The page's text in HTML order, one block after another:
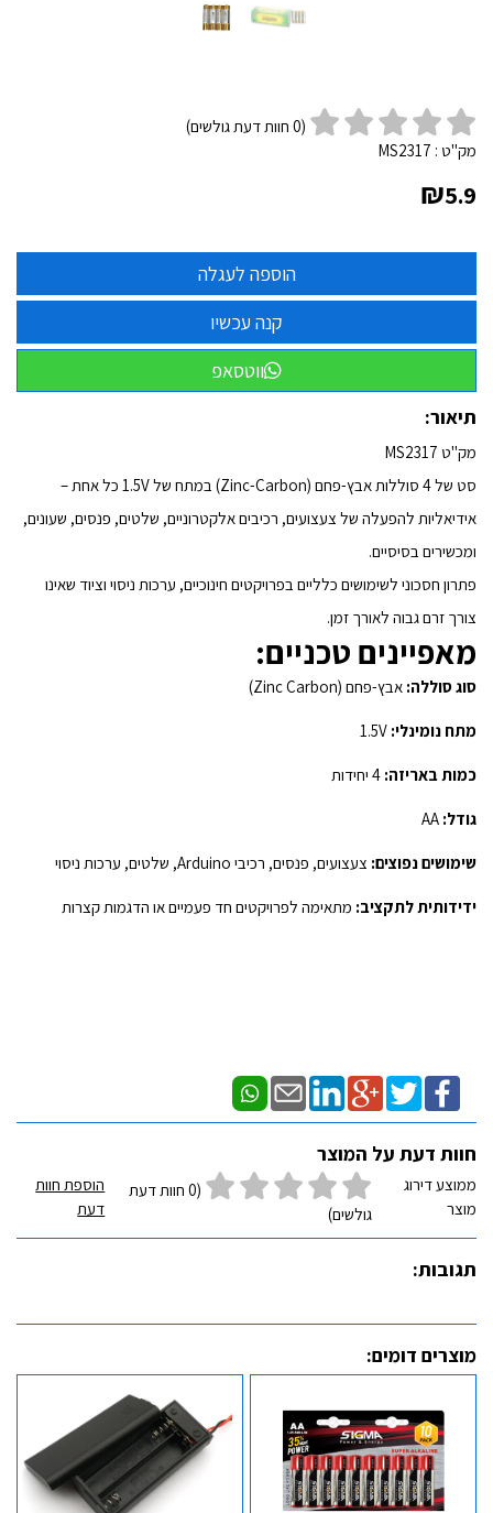
(
0 חוות דעת גולשים)
מק"ט : MS2317
₪5.9
ווטסאפ
תיאור:
מק"ט MS2317
סט של 4 סוללות אבץ-פחם (Zinc-Carbon) במתח של 1.5V כל אחת –
אידיאליות להפעלה של צעצועים, רכיבים אלקטרוניים, שלטים, פנסים, שעונים,
ומכשירים בסיסיים.
פתרון חסכוני לשימושים כלליים בפרויקטים חינוכיים, ערכות ניסוי וציוד שאינו
צורך זרם גבוה לאורך זמן.
מאפיינים טכניים:
סוג סוללה: אבץ-פחם (Zinc Carbon)
מתח נומינלי:
כמות באריזה:
גודל:
שימושים נפוצים: צעצועים, פנסים, רכיבי Arduino, שלטים, ערכות ניסוי
ידידותית לתקציב: מתאימה לפרויקטים חד פעמיים או הדגמות קצרות
חוות דעת על המוצר
ממוצע דירוג
מוצר
(0 חוות דעת
גולשים)
הוספת חוות
דעת
תגובות:
מוצרים דומים: